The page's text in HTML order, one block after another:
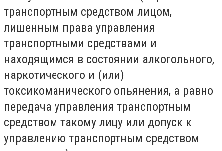
транспортным средством лицом,
лишенным права управления
транспортными средствами и
находящимся в состоянии алкогольного,
наркотического и (или)
токсикоманического опьянения, а равно
передача управления транспортным
средством такому лицу или допуск к
управлению транспортным средством